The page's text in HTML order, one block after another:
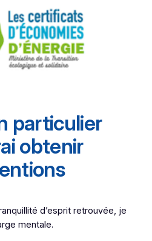
particulier
obtenir
d’esprit retrouvée, je
mentale.